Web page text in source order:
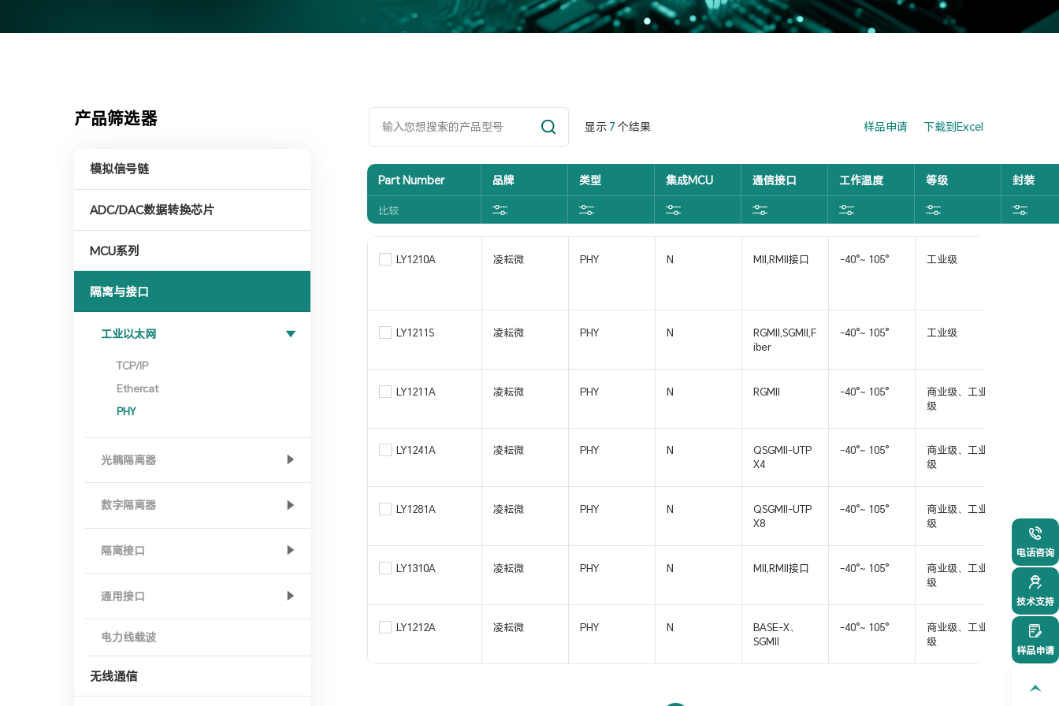
产品筛选器
模拟信号链
ADC/DAC数据转换芯片
MCU系列
隔离与接口
工业以太网
TCP/IP
Ethercat
PHY
光耦隔离器
数字隔离器
隔离接口
通用接口
电力线载波
无线通信
显示 7 个结果 样品申请 下载到Excel
Part Number 品牌 类型 集成MCU 通信接口 工作温度 等级 封装
比较
LY1210A 凌耘微 PHY N MII,RMII接口 -40°~ 105° 工业级
LY1211S 凌耘微 PHY N
RGMII,SGMII,F
iber
-40°~ 105° 工业级
LY1211A 凌耘微 PHY N RGMII -40°~ 105°
商业级、工业
级
LY1241A 凌耘微 PHY N
QSGMII-UTP
X4
-40°~ 105°
商业级、工业
级
LY1281A 凌耘微 PHY N
QSGMII-UTP
X8
-40°~ 105°
商业级、工业
级
LY1310A 凌耘微 PHY N MII,RMII接口 -40°~ 105°
商业级、工业
级
QFN32
LY1212A 凌耘微 PHY N
BASE-X、
SGMII
-40°~ 105°
商业级、工业
级
QFN48
电话咨询
021-
技术支持
样品申请